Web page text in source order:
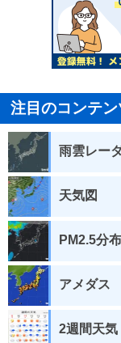
注目のコンテン
雨雲レー
天気図
PM2.5分
アメダス
2週間天気